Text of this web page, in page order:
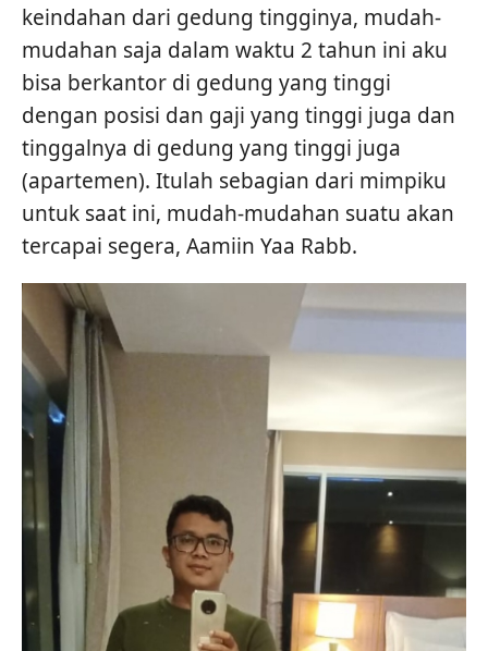
keindahan dari gedung tingginya, mudah-
mudahan saja dalam waktu 2 tahun ini aku
bisa berkantor di gedung yang tinggi
dengan posisi dan gaji yang tinggi juga dan
tinggalnya di gedung yang tinggi juga
(apartemen). Itulah sebagian dari mimpiku
untuk saat ini, mudah-mudahan suatu akan
tercapai segera, Aamiin Yaa Rabb.